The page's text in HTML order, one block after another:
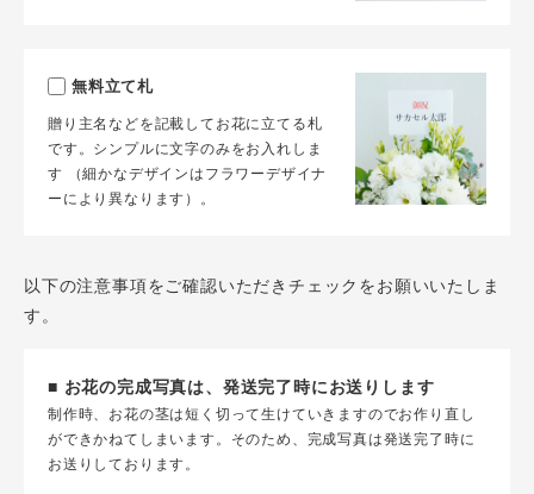
無料立て札
贈り主名などを記載してお花に立てる札
です。シンプルに文字のみをお入れしま
す （細かなデザインはフラワーデザイナ
ーにより異なります）。
以下の注意事項をご確認いただきチェックをお願いいたしま
す。
■ お花の完成写真は、発送完了時にお送りします
制作時、お花の茎は短く切って生けていきますのでお作り直し
ができかねてしまいます。そのため、完成写真は発送完了時に
お送りしております。